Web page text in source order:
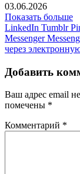
03.06.2026
Показать больше
LinkedIn Tumblr
Messenger
через
Добавить
Ваш адрес email
помечены *
Комментарий *